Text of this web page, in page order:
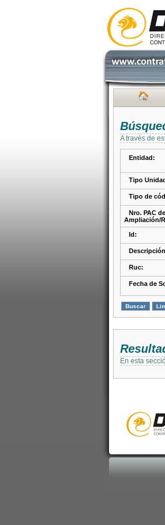
A través de
Entidad:
Tipo
Tipo de
Nro. PAC
Ampliación/
Id:
Ruc:
Fecha de
En esta